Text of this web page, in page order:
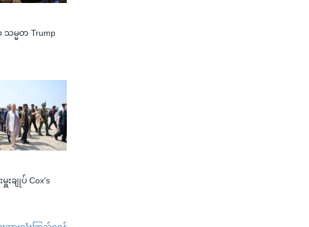
သမ္မတ Trump
ချုပ် Cox's